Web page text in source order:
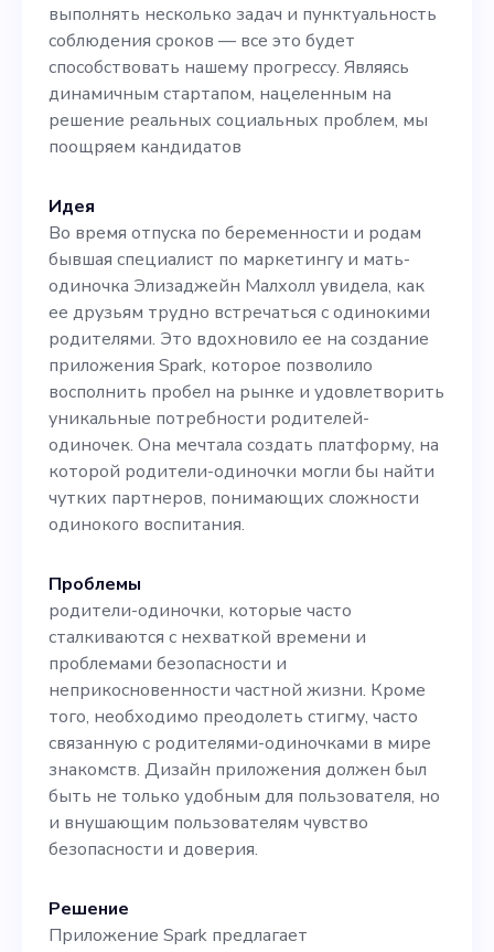
решений. Вы сыграете
ключевую роль в
разработке
функциональности и
пользовательского
интерфейса нашего
продукта. Для этой роли
вы должны иметь
значительный опыт в
качестве бэкенд-
разработчика, отличное
понимание нескольких
языков программирования
и умение управлять
процессами тестирования и
отладки. Ваши навыки
совместной работы в
команде, умение
выполнять несколько
задач и пунктуальность
соблюдения сроков — все
это будет способствовать
нашему прогрессу. Являясь
выполнять несколько задач и пунктуальность
соблюдения сроков — все это будет
способствовать нашему прогрессу. Являясь
динамичным стартапом, нацеленным на
решение реальных социальных проблем, мы
поощряем кандидатов
Идея
Во время отпуска по беременности и родам
бывшая специалист по маркетингу и мать-
одиночка Элизаджейн Малхолл увидела, как
ее друзьям трудно встречаться с одинокими
родителями. Это вдохновило ее на создание
приложения Spark, которое позволило
восполнить пробел на рынке и удовлетворить
уникальные потребности родителей-
одиночек. Она мечтала создать платформу, на
которой родители-одиночки могли бы найти
чутких партнеров, понимающих сложности
одинокого воспитания.
Проблемы
родители-одиночки, которые часто
сталкиваются с нехваткой времени и
проблемами безопасности и
неприкосновенности частной жизни. Кроме
того, необходимо преодолеть стигму, часто
связанную с родителями-одиночками в мире
знакомств. Дизайн приложения должен был
быть не только удобным для пользователя, но
и внушающим пользователям чувство
безопасности и доверия.
Решение
Приложение Spark предлагает